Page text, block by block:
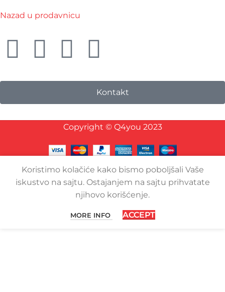
Nazad u prodavnicu
Kontakt
Copyright © Q4you 2023
Koristimo kolačiće kako bismo poboljšali Vaše
iskustvo na sajtu. Ostajanjem na sajtu prihvatate
njihovo korišćenje.
MORE INFO ACCEPT